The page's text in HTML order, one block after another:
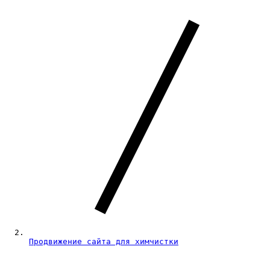
Продвижение сайта для химчистки